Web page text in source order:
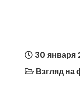
30 января
Взгляд на